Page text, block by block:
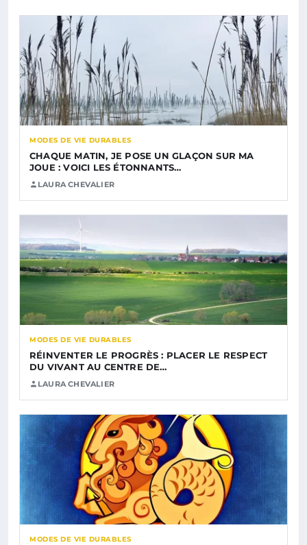
MODES DE VIE DURABLES
CHAQUE MATIN, JE POSE UN GLAÇON SUR MA
JOUE : VOICI LES ÉTONNANTS…
LAURA CHEVALIER
MODES DE VIE DURABLES
RÉINVENTER LE PROGRÈS : PLACER LE RESPECT
DU VIVANT AU CENTRE DE…
LAURA CHEVALIER
MODES DE VIE DURABLES